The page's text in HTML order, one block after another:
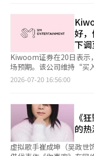
进一步提高。 从增速来看，歌手G-Dragon（权志龙）所属公司
Galaxy Corporation表
2491亿韩元，同比增长
与G-Dragon签订专属合
速扩张。
亚洲巡演，加上东方神起
观众总人数将超过70万
量合计1378万张，同比增长113%。 业内人
致资金集中流向半导体
之一。SK证券研究员朴
险叠加资金向特定行业集
承压。新韩投资证券研究
（PER）已由过去20至35
步蔓延。 此外，随着大型巡演增多，内容制作等相关成本同步上
升，而资历较深的艺人
盈利弹性；相比之下，
尚未形成完整的接棒力量
放宽“限韩令”预期逐渐
Kiwoom证券研究员林秀
2026”将于24日至26日
（KINTEX）户外舞台举
节品牌，始于2015年，曾
音乐节将汇聚SHINee成
RIIZE等众多人气K-POP
众与艺人将分为不同队伍
舞台与观众席界限的沉浸式参与体验。 除K-
动还邀请国际知名音乐制
水炮装置和户外特设舞台
种观众可直接参与的互动项目。 除演出外，现场还
文化体验内容，并进一步
提供更加舒适的观演环境
尚、餐饮及品牌体验等内
并将全力做好安全保障和
好
下
Kiwoom证券在20日表示
场预期。该公司维持“买
加，将目标价下调至11万韩元。 Kiwoom证券的研究
场共识。” 良好的业绩主要得益于商品企划（MD）部门的推动。
包括快闪店的扩展、第
有艺人知识产权（IP）的
响。然而，由于Super
盈利能力将有所下降。 下半年，由于新人出道和aespa在西方市场
2026-07-20 16:56:00
《
的
虚拟歌手崔成坤（吴政世